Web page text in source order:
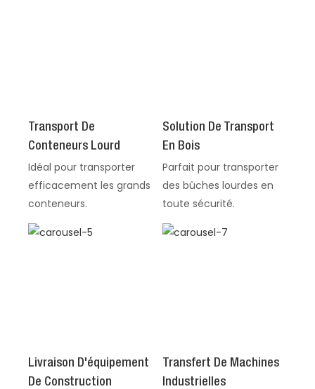
Transport De
Conteneurs Lourd
Idéal pour transporter
efficacement les grands
conteneurs.
Solution De Transport
En Bois
Parfait pour transporter
des bûches lourdes en
toute sécurité.
Livraison D'équipement
De Construction
Transfert De Machines
Industrielles